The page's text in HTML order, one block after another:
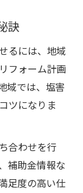
訣
るには、地域
フォーム計画
域では、塩害
ツになりま
合わせを行
補助金情報な
足度の高い仕